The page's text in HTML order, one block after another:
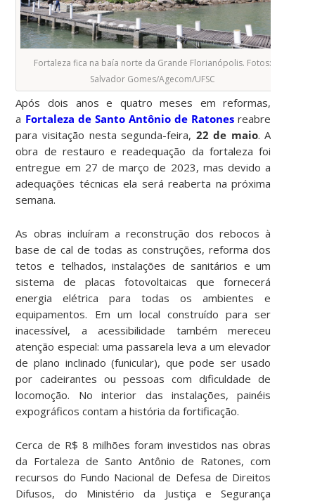
Fortaleza fica na baía norte da Grande Florianópolis. Fotos:
Salvador Gomes/Agecom/UFSC
Após dois anos e quatro meses em reformas,
a Fortaleza de Santo Antônio de Ratones reabre
para visitação nesta segunda-feira, 22 de maio. A
obra de restauro e readequação da fortaleza foi
entregue em 27 de março de 2023, mas devido a
adequações técnicas ela será reaberta na próxima
semana.
As obras incluíram a reconstrução dos rebocos à
base de cal de todas as construções, reforma dos
tetos e telhados, instalações de sanitários e um
sistema de placas fotovoltaicas que fornecerá
energia elétrica para todas os ambientes e
equipamentos. Em um local construído para ser
inacessível, a acessibilidade também mereceu
atenção especial: uma passarela leva a um elevador
de plano inclinado (funicular), que pode ser usado
por cadeirantes ou pessoas com dificuldade de
locomoção. No interior das instalações, painéis
expográficos contam a história da fortificação.
Cerca de R$ 8 milhões foram investidos nas obras
da Fortaleza de Santo Antônio de Ratones, com
recursos do Fundo Nacional de Defesa de Direitos
Difusos, do Ministério da Justiça e Segurança